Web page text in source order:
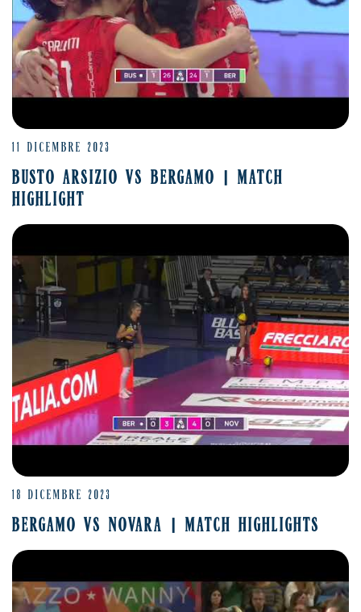
11 DICEMBRE 2023
BUSTO ARSIZIO VS BERGAMO | MATCH
HIGHLIGHT
18 DICEMBRE 2023
BERGAMO VS NOVARA | MATCH HIGHLIGHTS